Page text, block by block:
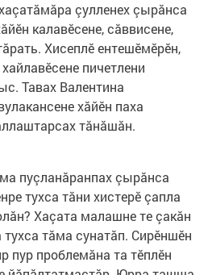
çулленех çырăнса
калавӗсене, сăввисене,
Хисеплӗ ентешӗмӗрӗн,
пичетлени
Тавах Валентина
хăйӗн паха
тăнăшăн.
пуçланăранпах çырăнса
тухса тăни хистерӗ çапла
Хаçата малашне те çакăн
тăма сунатăп. Сирӗншӗн
пур проблемăна та тӗплӗн